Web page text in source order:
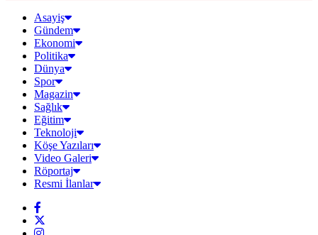
Asayiş
Gündem
Ekonomi
Politika
Dünya
Spor
Magazin
Sağlık
Eğitim
Teknoloji
Köşe Yazıları
Video Galeri
Röportaj
Resmi İlanlar